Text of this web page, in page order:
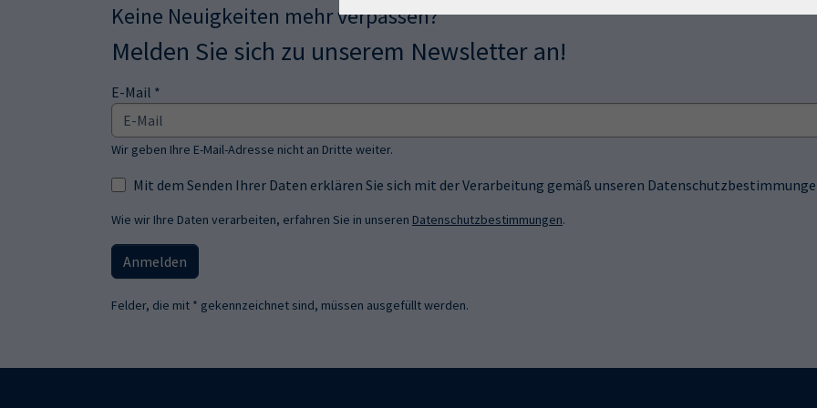
Keine Neuigkeiten mehr verpassen?
Melden Sie sich zu unserem Newsletter an!
E-Mail *
Wir geben Ihre E-Mail-Adresse nicht an Dritte weiter.
Mit dem Senden Ihrer Daten erklären Sie sich mit der Verarbeitung gemäß unseren
Wie wir Ihre Daten verarbeiten, erfahren Sie in unseren Datenschutzbestimmungen.
Anmelden
Felder, die mit * gekennzeichnet sind, müssen ausgefüllt werden.